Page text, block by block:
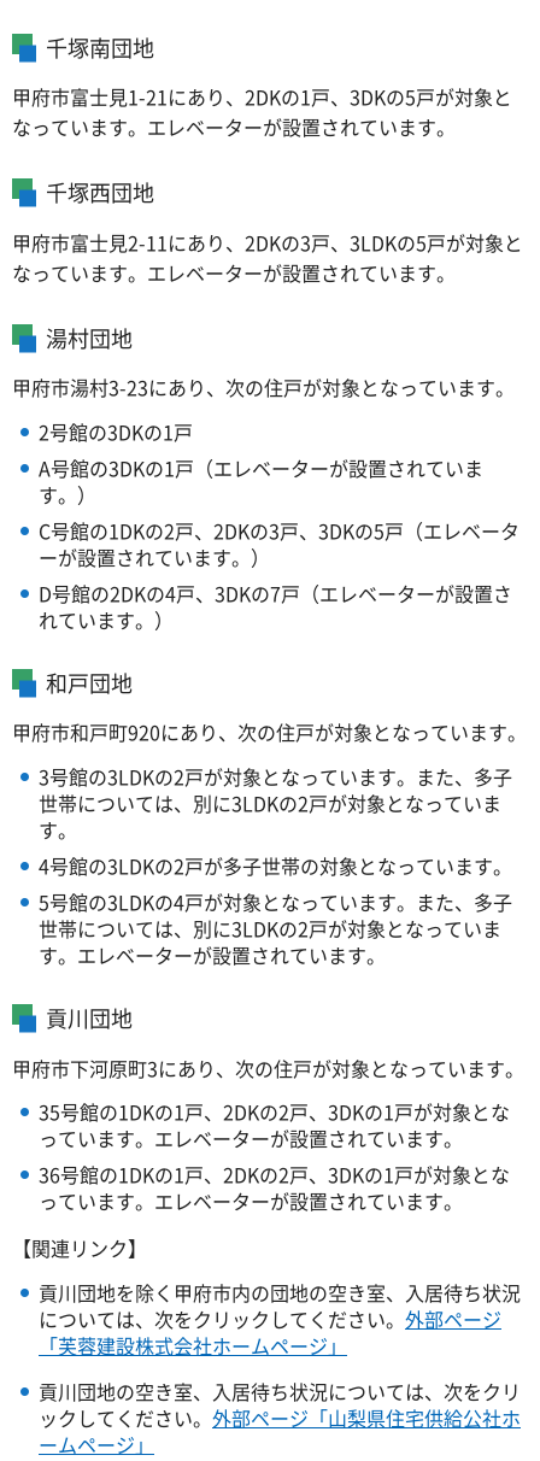
千塚南団地
甲府市富士見1-21にあり、2DKの1戸、3DKの5戸が対象と
なっています。エレベーターが設置されています。
千塚西団地
甲府市富士見2-11にあり、2DKの3戸、3LDKの5戸が対象と
なっています。エレベーターが設置されています。
湯村団地
甲府市湯村3-23にあり、次の住戸が対象となっています。
2号館の3DKの1戸
A号館の3DKの1戸（エレベーターが設置されていま
す。）
C号館の1DKの2戸、2DKの3戸、3DKの5戸（エレベータ
ーが設置されています。）
D号館の2DKの4戸、3DKの7戸（エレベーターが設置さ
れています。）
和戸団地
甲府市和戸町920にあり、次の住戸が対象となっています。
3号館の3LDKの2戸が対象となっています。また、多子
世帯については、別に3LDKの2戸が対象となっていま
す。
4号館の3LDKの2戸が多子世帯の対象となっています。
5号館の3LDKの4戸が対象となっています。また、多子
世帯については、別に3LDKの2戸が対象となっていま
す。エレベーターが設置されています。
貢川団地
甲府市下河原町3にあり、次の住戸が対象となっています。
35号館の1DKの1戸、2DKの2戸、3DKの1戸が対象とな
っています。エレベーターが設置されています。
36号館の1DKの1戸、2DKの2戸、3DKの1戸が対象とな
っています。エレベーターが設置されています。
【関連リンク】
貢川団地を除く甲府市内の団地の空き室、入居待ち状況
については、次をクリックしてください。 外部ページ
「芙蓉建設株式会社ホームページ」
貢川団地の空き室、入居待ち状況については、次をクリ
ックしてください。 外部ページ「山梨県住宅供給公社ホ
ームページ」